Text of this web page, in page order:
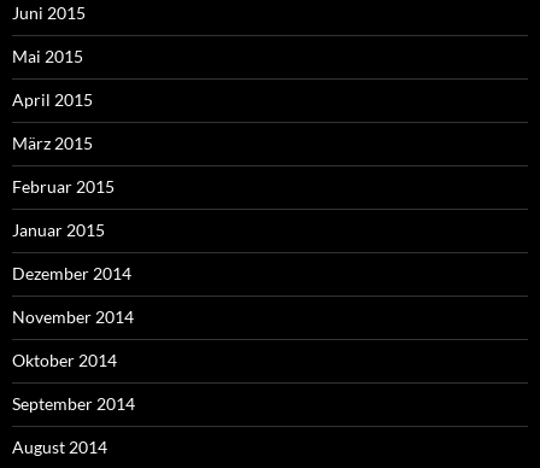
Juni 2015
Mai 2015
April 2015
März 2015
Februar 2015
Januar 2015
Dezember 2014
November 2014
Oktober 2014
September 2014
August 2014